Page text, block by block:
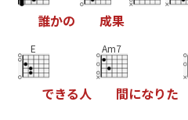
誰かの 成果
E
できる人
Am7
間になりた